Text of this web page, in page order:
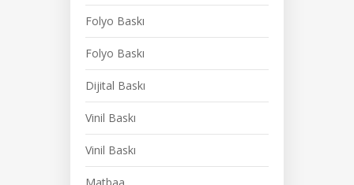
Folyo Baskı
Folyo Baskı
Dijital Baskı
Vinil Baskı
Vinil Baskı